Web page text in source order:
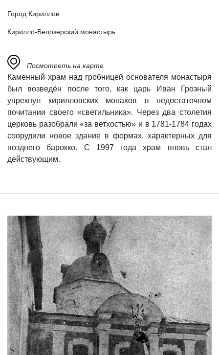
Город Кириллов
Кирилло-Белозерский монастырь
Посмотреть на карте
Каменный храм над гробницей основателя монастыря
был возведён после того, как царь Иван Грозный
упрекнул кирилловских монахов в недостаточном
почитании своего «светильника». Через два столетия
церковь разобрали «за ветхостью» и в 1781-1784 годах
соорудили новое здание в формах, характерных для
позднего барокко. С 1997 года храм вновь стал
действующим.